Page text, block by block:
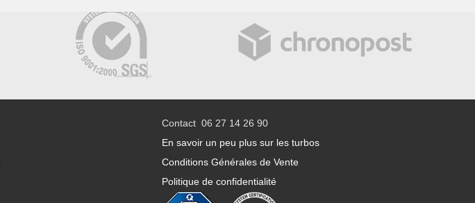
Contact 06 27 14 26 90
En savoir un peu plus sur les turbos
Conditions Générales de Vente
Politique de confidentialité